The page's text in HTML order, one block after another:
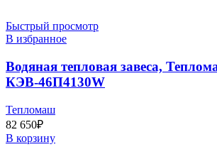
Быстрый просмотр
В избранное
Водяная тепловая завеса,
КЭВ-46П4130W
Тепломаш
82 650₽
В корзину